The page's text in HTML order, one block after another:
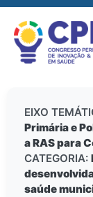
EIXO
Primária e
a RAS para
CATEGORIA:
saúde